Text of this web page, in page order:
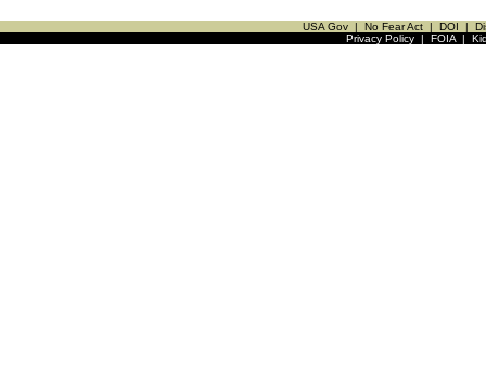
USA Gov | No Fear Act | DOI |
Privacy Policy| FOIA|